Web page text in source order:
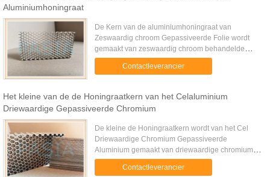
Aluminiumhoningraat
De Kern van de aluminiumhoningraat van
Zeswaardig chroom Gepassiveerde Folie wordt
gemaakt van zeswaardig chroom behandelde
aluminiumfolie in entrepot door kleefstof voor
speciale doeleinden. De prestaties van ...
Contactleverancier
Het kleine van de de Honingraatkern van het Celaluminium
Driewaardige Gepassiveerde Chromium
De kleine de Honingraatkern wordt van het Cel
Driewaardige Chromium Gepassiveerde
Aluminium gemaakt van driewaardige chromium
behandelde aluminiumfolie in entrepot door
kleefstof voor speciale doeleinden met de ...
Contactleverancier